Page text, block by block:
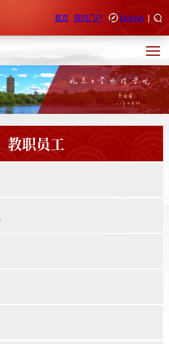
首页 院内门户 English |
教职员工